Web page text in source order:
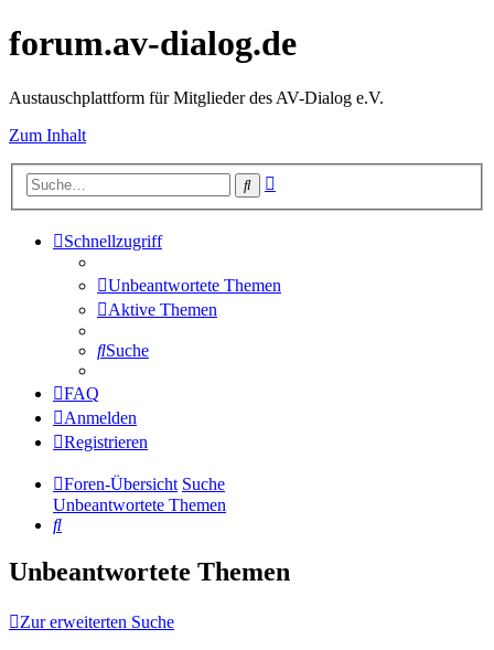
forum.av-dialog.de
Austauschplattform für Mitglieder des AV-Dialog e.V.
Zum Inhalt
Suche
Schnellzugriff
Unbeantwortete Themen
Aktive Themen
Suche
FAQ
Anmelden
Registrieren
Foren-Übersicht Suche
Unbeantwortete Themen
Suche
Unbeantwortete Themen
Zur erweiterten Suche